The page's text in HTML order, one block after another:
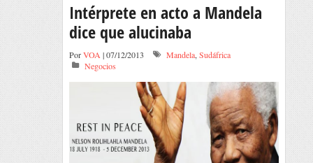
Intérprete en acto a Mandela
dice que alucinaba
PorVOA | 07/12/2013 Mandela, Sudáfrica
Negocios